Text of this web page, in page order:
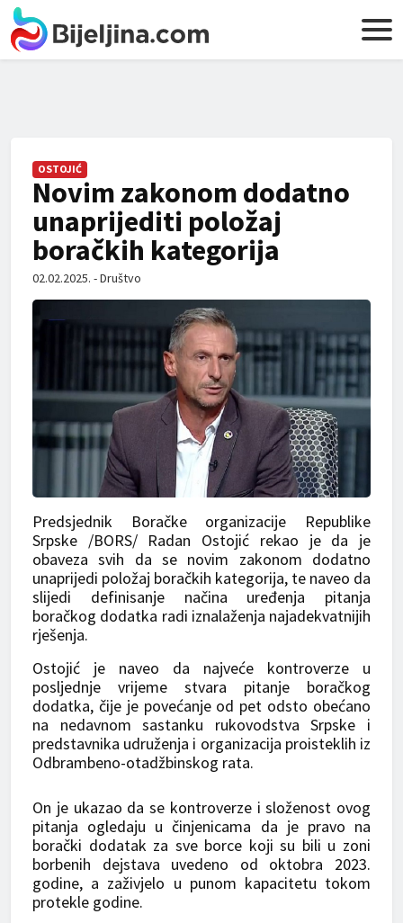
OSTOJIĆ
Novim zakonom dodatno
unaprijediti položaj
boračkih kategorija
02.02.2025. - Društvo
Predsjednik Boračke organizacije Republike
Srpske /BORS/ Radan Ostojić rekao je da je
obaveza svih da se novim zakonom dodatno
unaprijedi položaj boračkih kategorija, te naveo da
slijedi definisanje načina uređenja pitanja
boračkog dodatka radi iznalaženja najadekvatnijih
rješenja.
Ostojić je naveo da najveće kontroverze u
posljednje vrijeme stvara pitanje boračkog
dodatka, čije je povećanje od pet odsto obećano
na nedavnom sastanku rukovodstva Srpske i
predstavnika udruženja i organizacija proisteklih iz
Odbrambeno-otadžbinskog rata.
On je ukazao da se kontroverze i složenost ovog
pitanja ogledaju u činjenicama da je pravo na
borački dodatak za sve borce koji su bili u zoni
borbenih dejstava uvedeno od oktobra 2023.
godine, a zaživjelo u punom kapacitetu tokom
protekle godine.